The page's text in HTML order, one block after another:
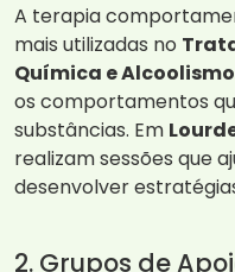
A terapia
mais utilizadas no
Química e Alcoolismo
os comportamentos
substâncias. Em
realizam sessões que
desenvolver
2. Grupos de